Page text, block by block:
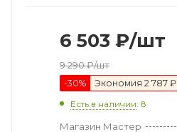
6 503 ₽/шт
9 290₽/шт
-30% Экономия 2 787 ₽
Есть в наличии: 8
Магазин Мастер